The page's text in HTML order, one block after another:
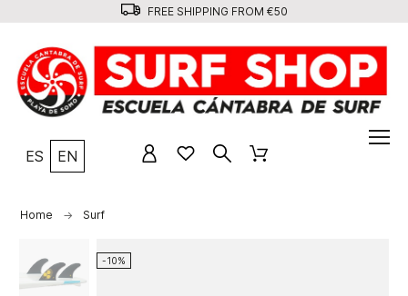
FREE SHIPPING FROM €50
ES EN
Home Surf
-10%